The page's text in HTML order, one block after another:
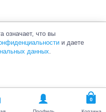
принадлежат их законным
означает, что вы
и даете
данных.